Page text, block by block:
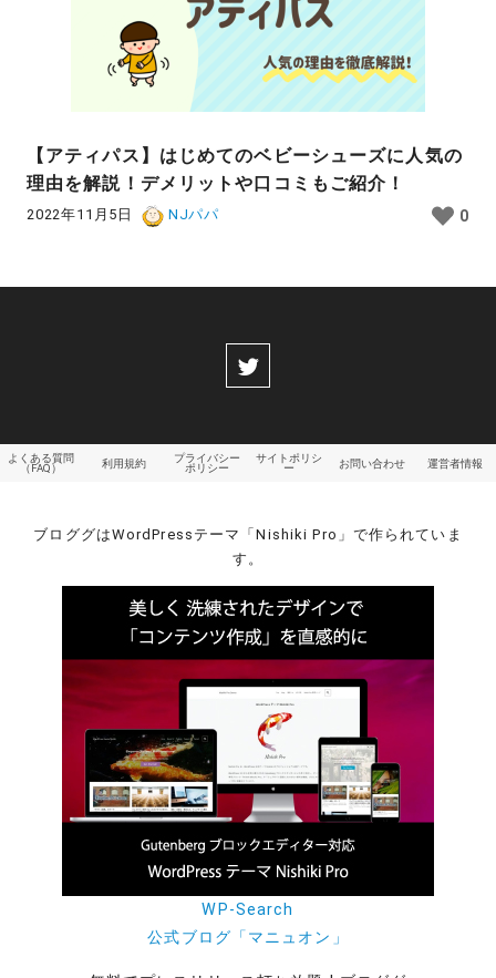
【アティパス】はじめてのベビーシューズに人気の
理由を解説！デメリットや口コミもご紹介！
2022年11月5日 NJパパ 0
よくある質問
（FAQ）
利用規約
プライバシー
ポリシー
サイトポリシ
ー
お問い合わせ 運営者情報
ブロググはWordPressテーマ「Nishiki Pro」で作られていま
す。
WP-Search
公式ブログ「マニュオン」